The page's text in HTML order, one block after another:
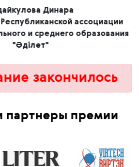
Динара
ассоциации
и среднего образования
"Әділет"
закончилось
партнеры премии